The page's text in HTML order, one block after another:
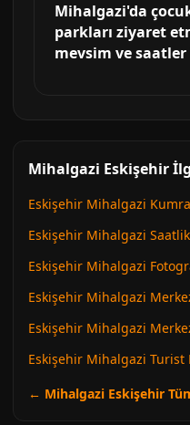
Mihalgazi'da
parkları ziyaret
mevsim ve
Mihalgazi Eskişehir
Eskişehir Mihalgazi
Eskişehir Mihalgazi
Eskişehir Mihalgazi
Eskişehir Mihalgazi
Eskişehir Mihalgazi
Eskişehir Mihalgazi Turist
← Mihalgazi Eskişehir